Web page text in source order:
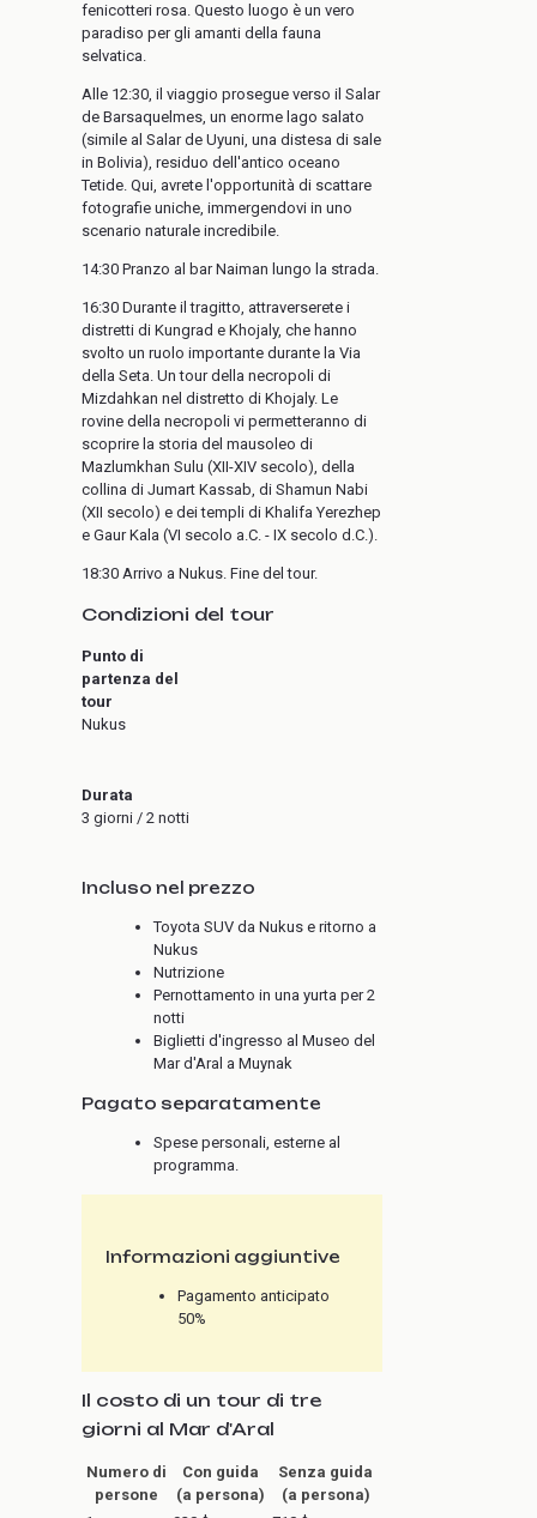
fenicotteri rosa. Questo luogo è un vero
paradiso per gli amanti della fauna
selvatica.
Alle 12:30, il viaggio prosegue verso il Salar
de Barsaquelmes, un enorme lago salato
(simile al Salar de Uyuni, una distesa di sale
in Bolivia), residuo dell'antico oceano
Tetide. Qui, avrete l'opportunità di scattare
fotografie uniche, immergendovi in uno
scenario naturale incredibile.
14:30 Pranzo al bar Naiman lungo la strada.
16:30 Durante il tragitto, attraverserete i
distretti di Kungrad e Khojaly, che hanno
svolto un ruolo importante durante la Via
della Seta. Un tour della necropoli di
Mizdahkan nel distretto di Khojaly. Le
rovine della necropoli vi permetteranno di
scoprire la storia del mausoleo di
Mazlumkhan Sulu (XII-XIV secolo), della
collina di Jumart Kassab, di Shamun Nabi
(XII secolo) e dei templi di Khalifa Yerezhep
e Gaur Kala (VI secolo a.C. - IX secolo d.C.).
18:30 Arrivo a Nukus. Fine del tour.
Condizioni del tour
Punto di
partenza del
tour
Nukus
Durata
3 giorni / 2 notti
Incluso nel prezzo
Toyota SUV da Nukus e ritorno a
Nukus
Nutrizione
Pernottamento in una yurta per 2
notti
Biglietti d'ingresso al Museo del
Mar d'Aral a Muynak
Pagato separatamente
Spese personali, esterne al
programma.
Informazioni aggiuntive
Pagamento anticipato
50%
Il costo di un tour di tre
giorni al Mar d'Aral
Numero di
persone
Con guida
(a persona)
Senza guida
(a persona)